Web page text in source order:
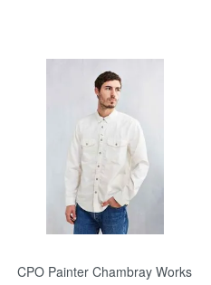
CPO Painter Chambray Works